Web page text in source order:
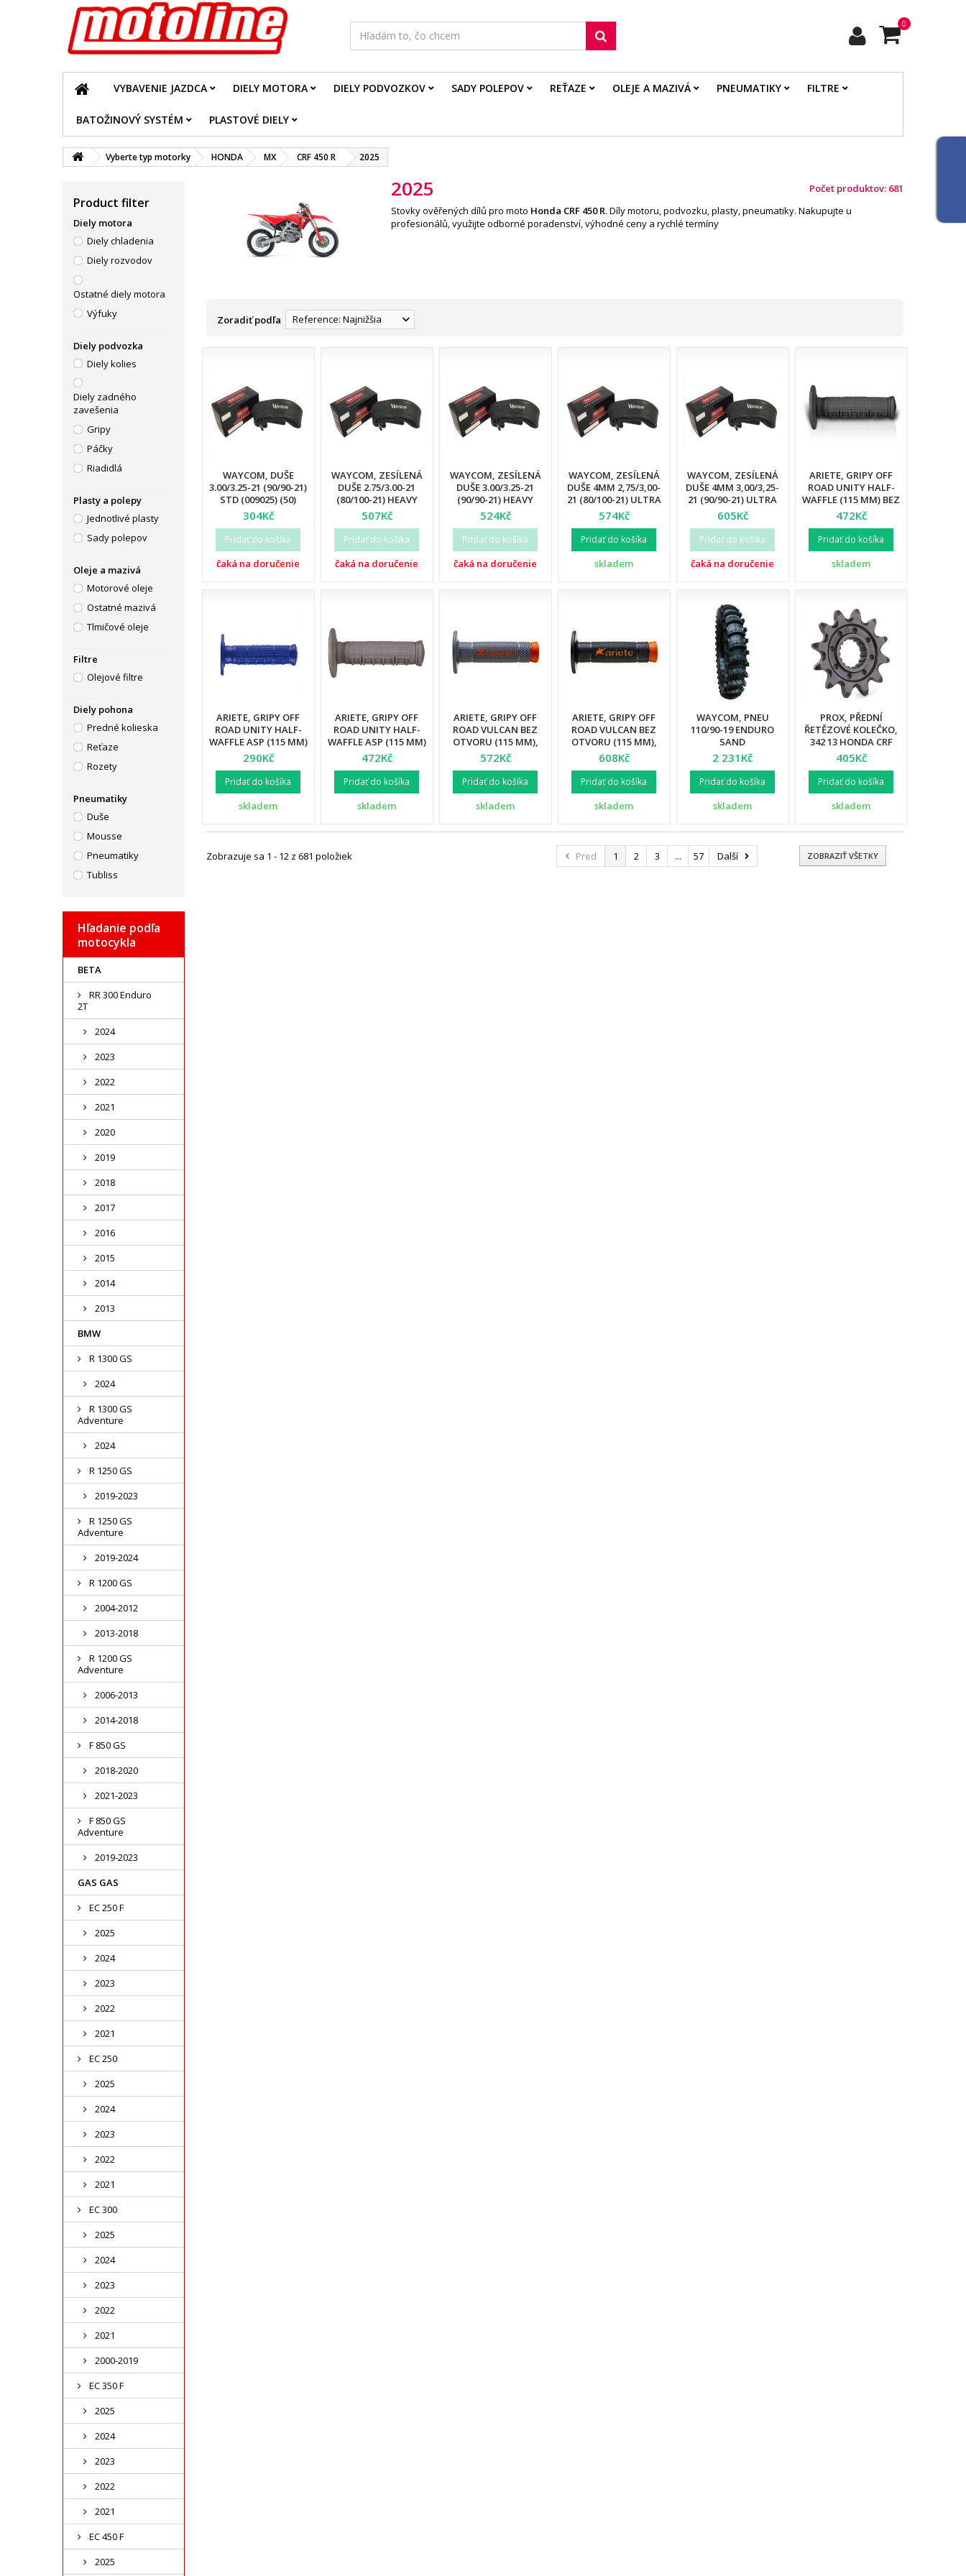
0
VYBAVENIE JAZDCA DIELY MOTORA DIELY PODVOZKOV SADY POLEPOV REŤAZE OLEJE A MAZIVÁ PNEUMATIKY FILTRE
BATOŽINOVÝ SYSTÉM PLASTOVÉ DIELY
Vyberte typ motorky HONDA MX CRF 450 R 2025
Product filter
Diely motora
Diely chladenia
Diely rozvodov
Ostatné diely motora
Výfuky
Diely podvozka
Diely kolies
Diely zadného
zavešenia
Gripy
Páčky
Riadidlá
Plasty a polepy
Jednotlivé plasty
Sady polepov
Oleje a mazivá
Motorové oleje
Ostatné mazivá
Tlmičové oleje
Filtre
Olejové filtre
Diely pohona
Predné kolieska
Reťaze
Rozety
Pneumatiky
Duše
Mousse
Pneumatiky
Tubliss
Hľadanie podľa
motocykla
BETA
RR 300 Enduro
2T
2024
2023
2022
2021
2020
2019
2018
2017
2016
2015
2014
2013
BMW
R 1300 GS
2024
R 1300 GS
Adventure
2024
R 1250 GS
2019-2023
R 1250 GS
Adventure
2019-2024
R 1200 GS
2004-2012
2013-2018
R 1200 GS
Adventure
2006-2013
2014-2018
F 850 GS
2018-2020
2021-2023
F 850 GS
Adventure
2019-2023
GAS GAS
EC 250 F
2025
2024
2023
2022
2021
EC 250
2025
2024
2023
2022
2021
EC 300
2025
2024
2023
2022
2021
2000-2019
EC 350 F
2025
2024
2023
2022
2021
EC 450 F
2025
2025
Počet produktov: 681
Stovky ověřených dílů pro moto Honda CRF 450 R. Díly motoru, podvozku, plasty, pneumatiky. Nakupujte u
profesionálů, využijte odborné poradenství, výhodné ceny a rychlé termíny
Zoradiť podľa Reference: Najnižšia
WAYCOM, DUŠE
3.00/3.25-21 (90/90-21)
STD (009025) (50)
304Kč
Pridať do košíka
čaká na doručenie
WAYCOM, ZESÍLENÁ
DUŠE 2.75/3.00-21
(80/100-21) HEAVY
DUTY (T20076W) (12)
507Kč
Pridať do košíka
čaká na doručenie
WAYCOM, ZESÍLENÁ
DUŠE 3.00/3.25-21
(90/90-21) HEAVY
DUTY (T20075W) (12)
524Kč
Pridať do košíka
čaká na doručenie
WAYCOM, ZESÍLENÁ
DUŠE 4MM 2,75/3,00-
21 (80/100-21) ULTRA
REINFORCED (12)
574Kč
Pridať do košíka
skladem
WAYCOM, ZESÍLENÁ
DUŠE 4MM 3,00/3,25-
21 (90/90-21) ULTRA
REINFORCED (12)
605Kč
Pridať do košíka
čaká na doručenie
ARIETE, GRIPY OFF
ROAD UNITY HALF-
WAFFLE (115 MM) BEZ
OTVORU, ČERNÁ
BARVA (12)
472Kč
Pridať do košíka
skladem
ARIETE, GRIPY OFF
ROAD UNITY HALF-
WAFFLE ASP (115 MM)
BEZ OTVORU, MODRÁ
BARVA (12)
290Kč
Pridať do košíka
skladem
ARIETE, GRIPY OFF
ROAD UNITY HALF-
WAFFLE ASP (115 MM)
BEZ OTVORU, ŠEDÁ
BARVA (12)
472Kč
Pridať do košíka
skladem
ARIETE, GRIPY OFF
ROAD VULCAN BEZ
OTVORU (115 MM),
BARVA
ŠEDÁ/ORANŽOVÁ (12)
572Kč
Pridať do košíka
skladem
ARIETE, GRIPY OFF
ROAD VULCAN BEZ
OTVORU (115 MM),
BARVA
ČERNÁ/ORANŽOVÁ
(12)
608Kč
Pridať do košíka
skladem
WAYCOM, PNEU
110/90-19 ENDURO
SAND
2 231Kč
Pridať do košíka
skladem
PROX, PŘEDNÍ
ŘETĚZOVÉ KOLEČKO,
342 13 HONDA CRF
450R/X 02-19, CR 250R
88-07 (JTF284.13)
(34213)
405Kč
Pridať do košíka
skladem
Pred 1 2 3 ... 57 Další ZOBRAZIŤ VŠETKY
Zobrazuje sa 1 - 12 z 681 položiek